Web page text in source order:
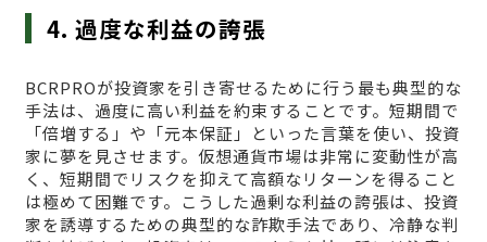
4. 過度な利益の誇張
BCRPROが投資家を引き寄せるために行う最も典型的な
手法は、過度に高い利益を約束することです。短期間で
「倍増する」や「元本保証」といった言葉を使い、投資
家に夢を見させます。仮想通貨市場は非常に変動性が高
く、短期間でリスクを抑えて高額なリターンを得ること
は極めて困難です。こうした過剰な利益の誇張は、投資
家を誘導するための典型的な詐欺手法であり、冷静な判